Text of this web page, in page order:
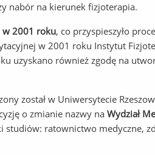
nabór na kierunek fizjoterapia.
w 2001 roku, co przyspieszyło
w 2001 roku Instytut
uzyskano również zgodę na
został w Uniwersytecie
o zmianie nazwy na Wydział
ratownictwo medyczne,